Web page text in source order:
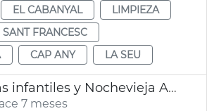
EL CABANYAL
LIMPIEZA
SANT FRANCESC
CAP ANY LA SEU
Campanadas infantiles y Nochevieja Ayuntamiento València
7 meses